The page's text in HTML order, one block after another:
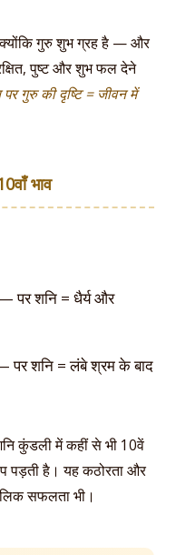
गुरु शुभ ग्रह है — और
पुष्ट और शुभ फल देने
पर गुरु की दृष्टि = जीवन में
भाव
पर शनि = धैर्य और
— पर शनि = लंबे श्रम के बाद
कुंडली में कहीं से भी 10वें
पड़ती है। यह कठोरता और
सफलता भी।